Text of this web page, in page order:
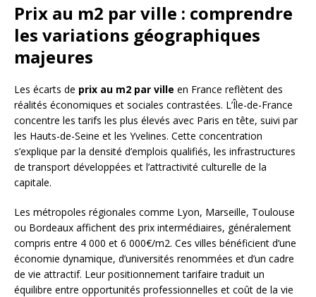
Prix au m2 par ville : comprendre
les variations géographiques
majeures
Les écarts de prix au m2 par ville en France reflètent des
réalités économiques et sociales contrastées. L’Île-de-France
concentre les tarifs les plus élevés avec Paris en tête, suivi par
les Hauts-de-Seine et les Yvelines. Cette concentration
s’explique par la densité d’emplois qualifiés, les infrastructures
de transport développées et l’attractivité culturelle de la
capitale.
Les métropoles régionales comme Lyon, Marseille, Toulouse
ou Bordeaux affichent des prix intermédiaires, généralement
compris entre 4 000 et 6 000€/m2. Ces villes bénéficient d’une
économie dynamique, d’universités renommées et d’un cadre
de vie attractif. Leur positionnement tarifaire traduit un
équilibre entre opportunités professionnelles et coût de la vie